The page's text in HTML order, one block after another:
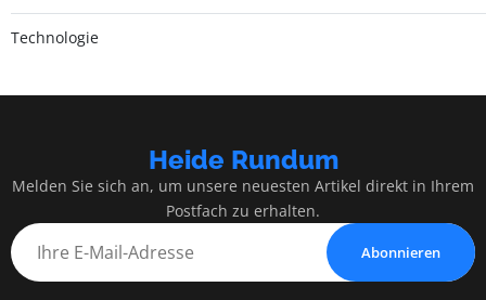
Technologie
Heide Rundum
Melden Sie sich an, um unsere neuesten Artikel direkt in Ihrem
Postfach zu erhalten.
Abonnieren